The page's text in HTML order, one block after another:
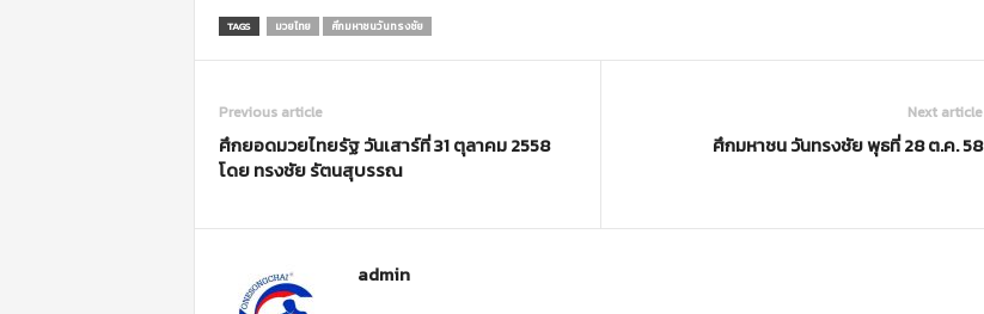
TAGS มวยไทย ศึกมหาชนวันทรงชัย
Previous article
ศึกยอดมวยไทยรัฐ วันเสาร์ที่ 31 ตุลาคม 2558
โดย ทรงชัย รัตนสุบรรณ
Next article
ศึกมหาชน วันทรงชัย พุธที่ 28 ต.ค. 58
admin